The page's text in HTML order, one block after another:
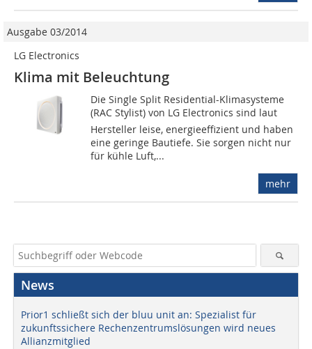
Ausgabe 03/2014
LG Electronics
Klima mit Beleuchtung
Die Single Split Residential-Klimasysteme
(RAC Stylist) von LG Electronics sind laut
Hersteller leise, energieeffizient und haben
eine geringe Bautiefe. Sie sorgen nicht nur
für kühle Luft,...
mehr
News
Prior1 schließt sich der bluu unit an: Spezialist für
zukunftssichere Rechenzentrumslösungen wird neues
Allianzmitglied